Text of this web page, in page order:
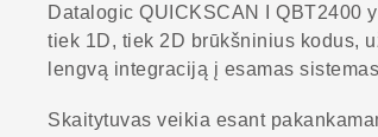
Datalogic QUICKSCAN I QBT2400
tiek 1D, tiek 2D brūkšninius kodus,
lengvą integraciją į esamas
Skaitytuvas veikia esant